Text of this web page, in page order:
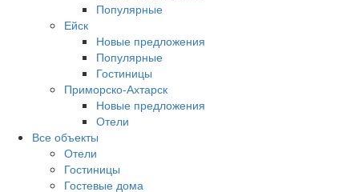
Популярные
Ейск
Новые предложения
Популярные
Гостиницы
Приморско-Ахтарск
Новые предложения
Отели
Все объекты
Отели
Гостиницы
Гостевые дома